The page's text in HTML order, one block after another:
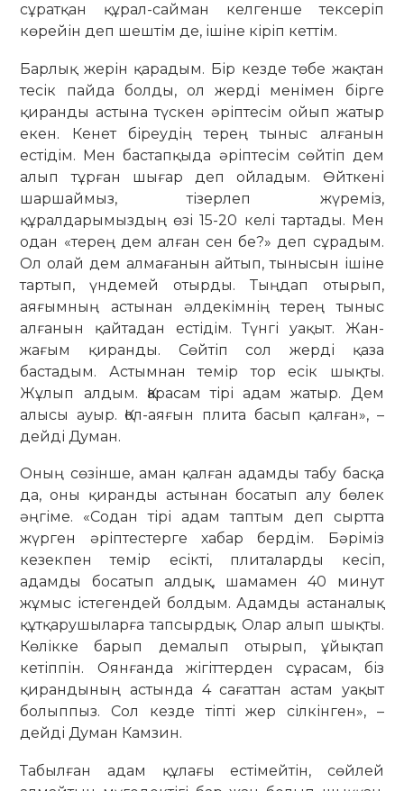
сұратқан құрал-сайман келгенше тексеріп
көрейін деп шештім де, ішіне кіріп кеттім.
Барлық жерін қарадым. Бір кезде төбе жақтан
тесік пайда болды, ол жерді менімен бірге
қиранды астына түскен әріптесім ойып жатыр
екен. Кенет біреудің терең тыныс алғанын
естідім. Мен бастапқыда әріптесім сөйтіп дем
алып тұрған шығар деп ойладым. Өйткені
шаршаймыз, тізерлеп жүреміз,
құралдарымыздың өзі 15-20 келі тартады. Мен
одан «терең дем алған сен бе?» деп сұрадым.
Ол олай дем алмағанын айтып, тынысын ішіне
тартып, үндемей отырды. Тыңдап отырып,
аяғымның астынан әлдекімнің терең тыныс
алғанын қайтадан естідім. Түнгі уақыт. Жан-
жағым қиранды. Сөйтіп сол жерді қаза
бастадым. Астымнан темір тор есік шықты.
Жұлып алдым. Қарасам тірі адам жатыр. Дем
алысы ауыр. Қол-аяғын плита басып қалған», –
дейді Думан.
Оның сөзінше, аман қалған адамды табу басқа
да, оны қиранды астынан босатып алу бөлек
әңгіме. «Содан тірі адам таптым деп сыртта
жүрген әріптестерге хабар бердім. Бәріміз
кезекпен темір есікті, плиталарды кесіп,
адамды босатып алдық, шамамен 40 минут
жұмыс істегендей болдым. Адамды астаналық
құтқарушыларға тапсырдық. Олар алып шықты.
Көлікке барып демалып отырып, ұйықтап
кетіппін. Оянғанда жігіттерден сұрасам, біз
қирандының астында 4 сағаттан астам уақыт
болыппыз. Сол кезде тіпті жер сілкінген», –
дейді Думан Камзин.
Табылған адам құлағы естімейтін, сөйлей